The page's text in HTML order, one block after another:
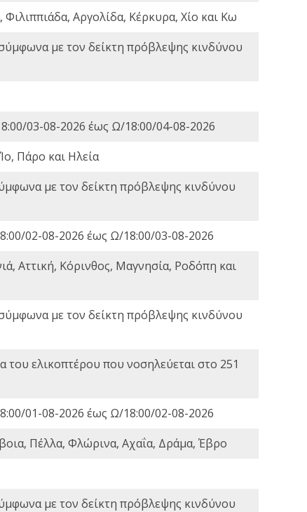
Αργολίδα, Κέρκυρα, Χίο και Κω
με τον δείκτη πρόβλεψης κινδύνου
03-08-2026 έως Ω/18:00/04-08-2026
Πάρο και Ηλεία
με τον δείκτη πρόβλεψης κινδύνου
02-08-2026 έως Ω/18:00/03-08-2026
Αττική, Κόρινθος, Μαγνησία, Ροδόπη και
με τον δείκτη πρόβλεψης κινδύνου
ελικοπτέρου που νοσηλεύεται στο 251
01-08-2026 έως Ω/18:00/02-08-2026
Πέλλα, Φλώρινα, Αχαΐα, Δράμα, Έβρο
με τον δείκτη πρόβλεψης κινδύνου